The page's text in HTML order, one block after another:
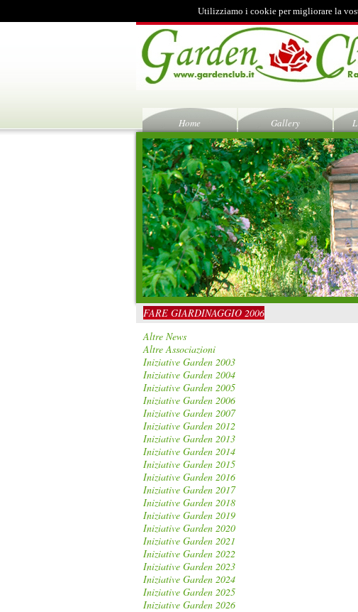
Utilizziamo i cookie per migliorare la
Home Gallery
FARE GIARDINAGGIO 2006
Altre News
Altre Associazioni
Iniziative Garden 2003
Iniziative Garden 2004
Iniziative Garden 2005
Iniziative Garden 2006
Iniziative Garden 2007
Iniziative Garden 2012
Iniziative Garden 2013
Iniziative Garden 2014
Iniziative Garden 2015
Iniziative Garden 2016
Iniziative Garden 2017
Iniziative Garden 2018
Iniziative Garden 2019
Iniziative Garden 2020
Iniziative Garden 2021
Iniziative Garden 2022
Iniziative Garden 2023
Iniziative Garden 2024
Iniziative Garden 2025
Iniziative Garden 2026